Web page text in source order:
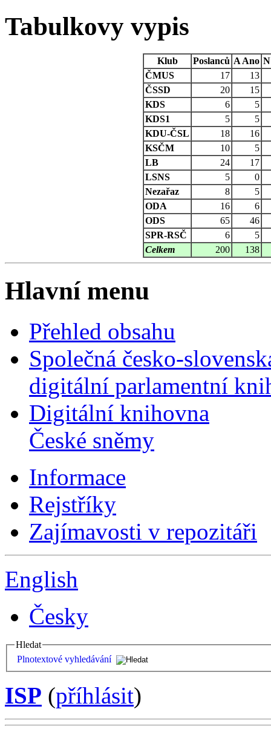
Tabulkovy vypis
Klub Poslanců A Ano N
ČMUS
17
13
ČSSD
20
15
KDS
6
5
KDS1
5
5
KDU-ČSL
18
16
KSČM
10
5
LB
24
17
LSNS
5
0
Nezařaz
8
5
ODA
16
6
ODS
65
46
SPR-RSČ
6
5
Celkem
200 138
Hlavní menu
Přehled obsahu
Společná česko-
digitální parlamentní
Digitální knihovna
České sněmy
Informace
Rejstříky
Zajímavosti v repozitáři
English
Česky
Hledat
Plnotextové vyhledávání
ISP (příhlásit)